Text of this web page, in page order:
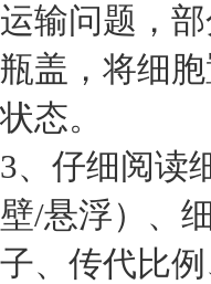
运输问题，
瓶盖，将细
状态。
3、仔细阅读
壁/悬浮）、
子、传代比例